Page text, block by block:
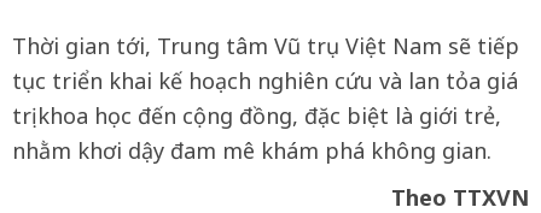
Thời gian tới, Trung tâm Vũ trụ Việt Nam sẽ tiếp
tục triển khai kế hoạch nghiên cứu và lan tỏa giá
trị khoa học đến cộng đồng, đặc biệt là giới trẻ,
nhằm khơi dậy đam mê khám phá không gian.
Theo TTXVN